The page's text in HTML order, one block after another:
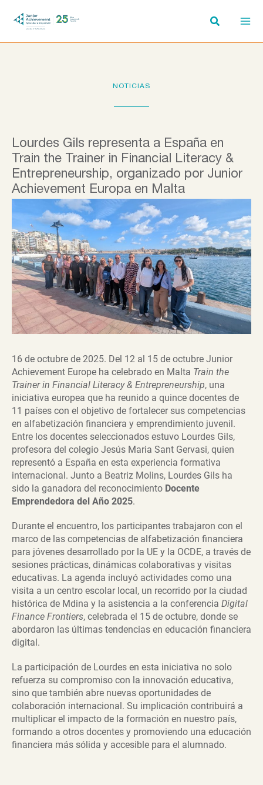
NOTICIAS
Lourdes Gils representa a España en
Train the Trainer in Financial Literacy &
Entrepreneurship, organizado por Junior
Achievement Europa en Malta
16 de octubre de 2025. Del 12 al 15 de octubre Junior
Achievement Europe ha celebrado en Malta Train the
Trainer in Financial Literacy & Entrepreneurship, una
iniciativa europea que ha reunido a quince docentes de
11 países con el objetivo de fortalecer sus competencias
en alfabetización financiera y emprendimiento juvenil.
Entre los docentes seleccionados estuvo Lourdes Gils,
profesora del colegio Jesús Maria Sant Gervasi, quien
representó a España en esta experiencia formativa
internacional. Junto a Beatriz Molins, Lourdes Gils ha
sido la ganadora del reconocimiento Docente
Emprendedora del Año 2025.
Durante el encuentro, los participantes trabajaron con el
marco de las competencias de alfabetización financiera
para jóvenes desarrollado por la UE y la OCDE, a través de
sesiones prácticas, dinámicas colaborativas y visitas
educativas. La agenda incluyó actividades como una
visita a un centro escolar local, un recorrido por la ciudad
histórica de Mdina y la asistencia a la conferencia Digital
Finance Frontiers, celebrada el 15 de octubre, donde se
abordaron las últimas tendencias en educación financiera
digital.
La participación de Lourdes en esta iniciativa no solo
refuerza su compromiso con la innovación educativa,
sino que también abre nuevas oportunidades de
colaboración internacional. Su implicación contribuirá a
multiplicar el impacto de la formación en nuestro país,
formando a otros docentes y promoviendo una educación
financiera más sólida y accesible para el alumnado.